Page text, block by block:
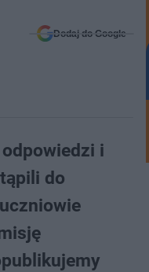
Dodaj do Google
i
do